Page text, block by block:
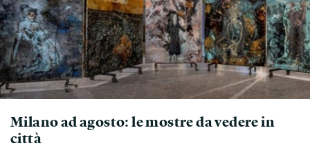
Milano ad agosto: le mostre da vedere in
città